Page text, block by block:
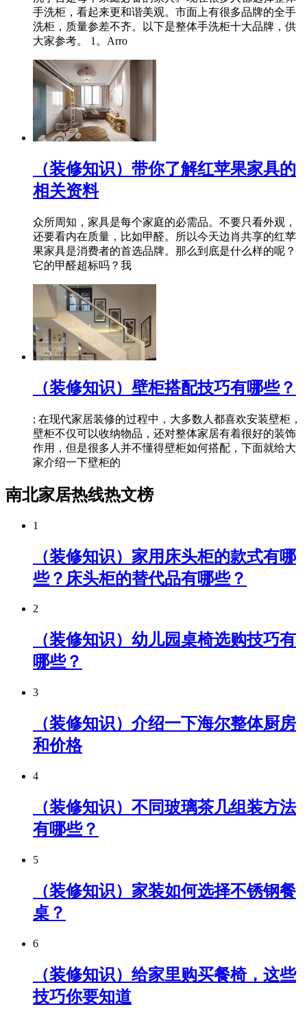
手洗柜，看起来更和谐美观。市面上有很多品牌的全手
洗柜，质量参差不齐。以下是整体手洗柜十大品牌，供
大家参考。 1。Arro
（装修知识）带你了解红苹果家具的
相关资料
众所周知，家具是每个家庭的必需品。不要只看外观，
还要看内在质量，比如甲醛。所以今天边肖共享的红苹
果家具是消费者的首选品牌。那么到底是什么样的呢？
它的甲醛超标吗？我
（装修知识）壁柜搭配技巧有哪些？
; 在现代家居装修的过程中，大多数人都喜欢安装壁柜，
壁柜不仅可以收纳物品，还对整体家居有着很好的装饰
作用，但是很多人并不懂得壁柜如何搭配，下面就给大
家介绍一下壁柜的
南北家居热线热文榜
1
（装修知识）家用床头柜的款式有哪
些？床头柜的替代品有哪些？
2
（装修知识）幼儿园桌椅选购技巧有
哪些？
3
（装修知识）介绍一下海尔整体厨房
和价格
4
（装修知识）不同玻璃茶几组装方法
有哪些？
5
（装修知识）家装如何选择不锈钢餐
桌？
6
（装修知识）给家里购买餐椅，这些
技巧你要知道